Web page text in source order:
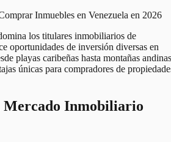
Inmuebles en Venezuela en 2026
los titulares inmobiliarios de
oportunidades de inversión diversas en
playas caribeñas hasta montañas
únicas para compradores de
Mercado Inmobiliario